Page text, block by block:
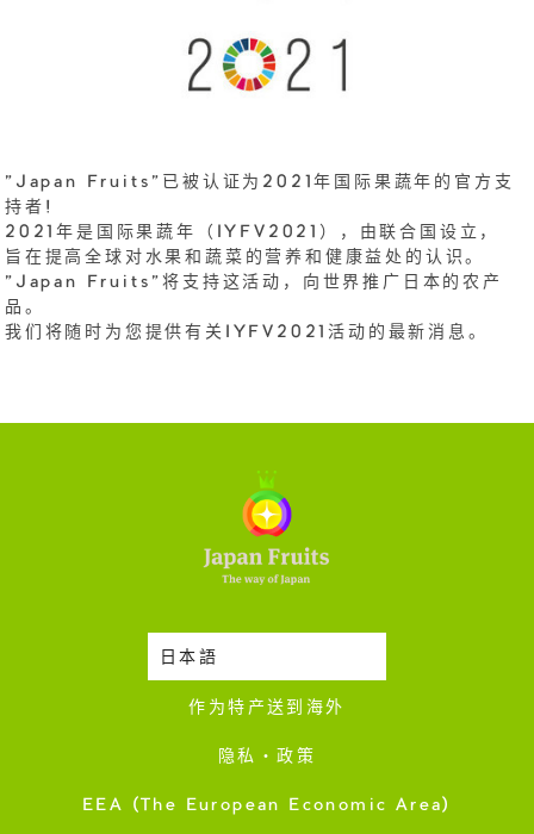
"Japan Fruits"已被认证为2021年国际果蔬年的官方支
持者!
2021年是国际果蔬年（IYFV2021），由联合国设立，
旨在提高全球对水果和蔬菜的营养和健康益处的认识。
"Japan Fruits"将支持这活动，向世界推广日本的农产
品。
我们将随时为您提供有关IYFV2021活动的最新消息。
日本語时令蔬果收成表
作为特产送到海外
隐私・政策
EEA (The European Economic Area)